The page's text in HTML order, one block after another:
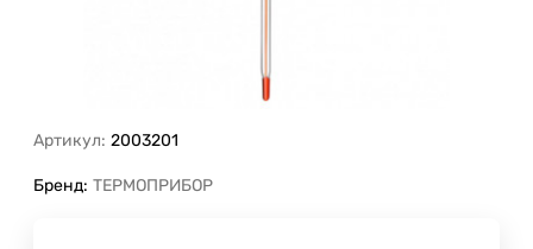
Артикул: 2003201
Бренд: ТЕРМОПРИБОР